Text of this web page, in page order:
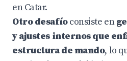
en Catar.
Otro desafíoconsiste en
y ajustes internos que
estructura de mando, lo